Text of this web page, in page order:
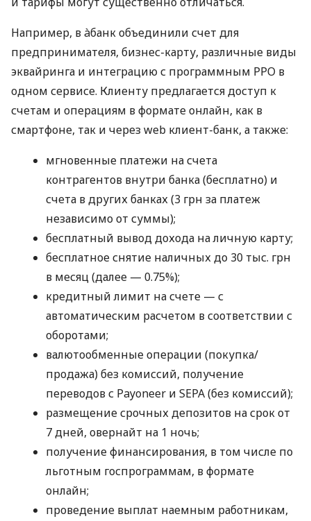
Например, в àбанк объединили счет для
предпринимателя, бизнес-карту, различные виды
эквайринга и интеграцию с программным РРО в
одном сервисе. Клиенту предлагается доступ к
счетам и операциям в формате онлайн, как в
смартфоне, так и через web клиент-банк, а также:
мгновенные платежи на счета
контрагентов внутри банка (бесплатно) и
счета в других банках (3 грн за платеж
независимо от суммы);
бесплатный вывод дохода на личную карту;
бесплатное снятие наличных до 30 тыс. грн
в месяц (далее — 0.75%);
кредитный лимит на счете — с
автоматическим расчетом в соответствии с
оборотами;
валютообменные операции (покупка/
продажа) без комиссий, получение
переводов с Payoneer и SEPA (без комиссий);
размещение срочных депозитов на срок от
7 дней, овернайт на 1 ночь;
получение финансирования, в том числе по
льготным госпрограммам, в формате
онлайн;
проведение выплат наемным работникам,